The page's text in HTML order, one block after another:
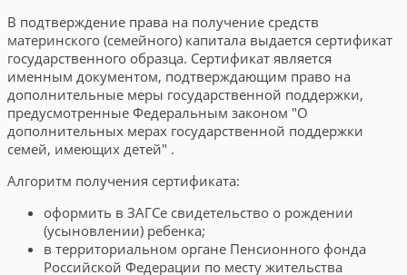
В подтверждение права на получение средств
материнского (семейного) капитала выдается сертификат
государственного образца. Сертификат является
именным документом, подтверждающим право на
дополнительные меры государственной поддержки,
предусмотренные Федеральным законом "О
дополнительных мерах государственной поддержки
семей, имеющих детей" .
Алгоритм получения сертификата:
оформить в ЗАГСе свидетельство о рождении
(усыновлении) ребенка;
в территориальном органе Пенсионного фонда
Российской Федерации по месту жительства